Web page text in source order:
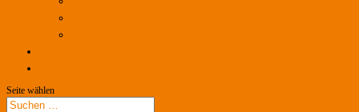
Seite wählen